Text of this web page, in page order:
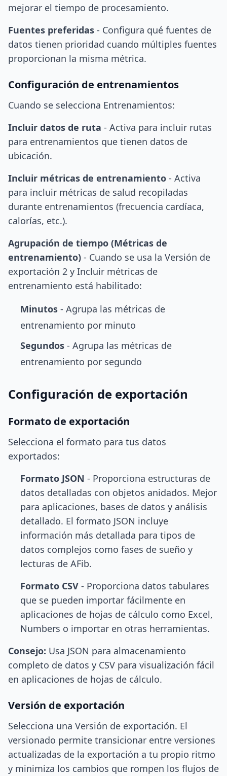
mejorar el tiempo de procesamiento.
Fuentes preferidas - Configura qué fuentes de
datos tienen prioridad cuando múltiples fuentes
proporcionan la misma métrica.
Configuración de entrenamientos
Cuando se selecciona Entrenamientos:
Incluir datos de ruta - Activa para incluir rutas
para entrenamientos que tienen datos de
ubicación.
Incluir métricas de entrenamiento - Activa
para incluir métricas de salud recopiladas
durante entrenamientos (frecuencia cardíaca,
calorías, etc.).
Agrupación de tiempo (Métricas de
entrenamiento) - Cuando se usa la Versión de
exportación 2 y Incluir métricas de
entrenamiento está habilitado:
Minutos - Agrupa las métricas de
entrenamiento por minuto
Segundos - Agrupa las métricas de
entrenamiento por segundo
Configuración de exportación
Formato de exportación
Selecciona el formato para tus datos
exportados:
Formato JSON - Proporciona estructuras de
datos detalladas con objetos anidados. Mejor
para aplicaciones, bases de datos y análisis
detallado. El formato JSON incluye
información más detallada para tipos de
datos complejos como fases de sueño y
lecturas de AFib.
Formato CSV - Proporciona datos tabulares
que se pueden importar fácilmente en
aplicaciones de hojas de cálculo como Excel,
Numbers o importar en otras herramientas.
Consejo: Usa JSON para almacenamiento
completo de datos y CSV para visualización fácil
en aplicaciones de hojas de cálculo.
Versión de exportación
Selecciona una Versión de exportación. El
versionado permite transicionar entre versiones
actualizadas de la exportación a tu propio ritmo
y minimiza los cambios que rompen los flujos de